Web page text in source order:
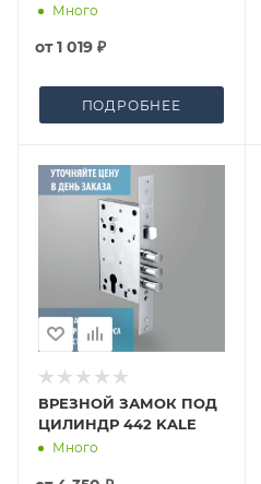
Много
от1 019 ₽
ПОДРОБНЕЕ
ВРЕЗНОЙ ЗАМОК ПОД
ЦИЛИНДР 442 KALE
Много